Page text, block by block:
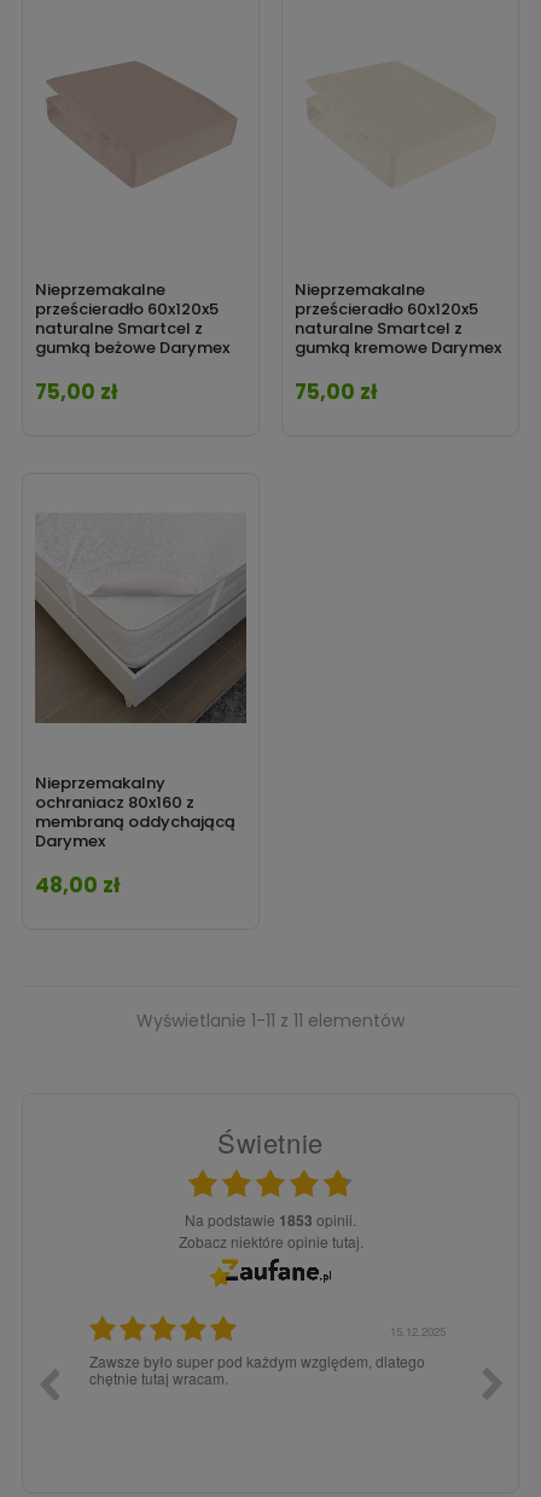
Nieprzemakalne
prześcieradło 60x120x5
naturalne Smartcel z
gumką beżowe Darymex
Cena
75,00 zł
Nieprzemakalne
prześcieradło 60x120x5
naturalne Smartcel z
gumką kremowe Darymex
Cena
75,00 zł
Nieprzemakalny
ochraniacz 80x160 z
membraną oddychającą
Darymex
Cena
48,00 zł
Wyświetlanie 1-11 z 11 elementów
Świetnie
Na podstawie 1853 opinii.
Zobacz niektóre opinie tutaj.
15.12.2025
Zawsze było super pod każdym względem, dlatego
chętnie tutaj wracam.